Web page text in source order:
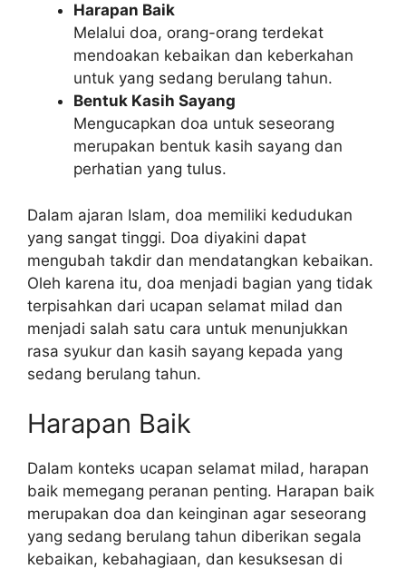
Harapan Baik
Melalui doa, orang-orang terdekat
mendoakan kebaikan dan keberkahan
untuk yang sedang berulang tahun.
Bentuk Kasih Sayang
Mengucapkan doa untuk seseorang
merupakan bentuk kasih sayang dan
perhatian yang tulus.
Dalam ajaran Islam, doa memiliki kedudukan
yang sangat tinggi. Doa diyakini dapat
mengubah takdir dan mendatangkan kebaikan.
Oleh karena itu, doa menjadi bagian yang tidak
terpisahkan dari ucapan selamat milad dan
menjadi salah satu cara untuk menunjukkan
rasa syukur dan kasih sayang kepada yang
sedang berulang tahun.
Harapan Baik
Dalam konteks ucapan selamat milad, harapan
baik memegang peranan penting. Harapan baik
merupakan doa dan keinginan agar seseorang
yang sedang berulang tahun diberikan segala
kebaikan, kebahagiaan, dan kesuksesan di